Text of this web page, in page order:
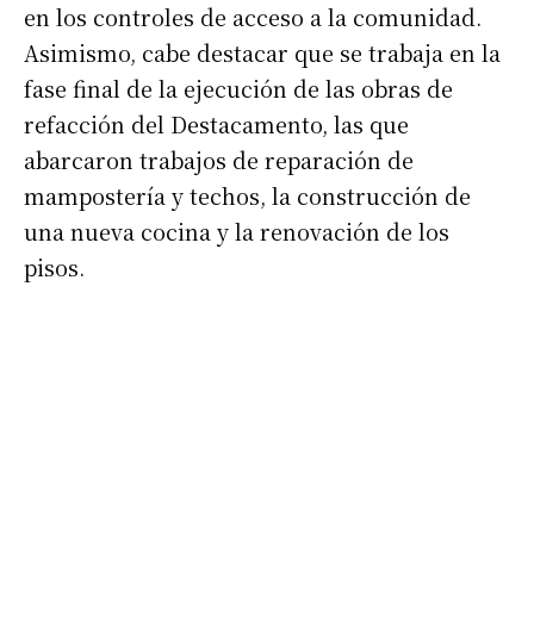
en los controles de acceso a la comunidad.
Asimismo, cabe destacar que se trabaja en la
fase final de la ejecución de las obras de
refacción del Destacamento, las que
abarcaron trabajos de reparación de
mampostería y techos, la construcción de
una nueva cocina y la renovación de los
pisos.